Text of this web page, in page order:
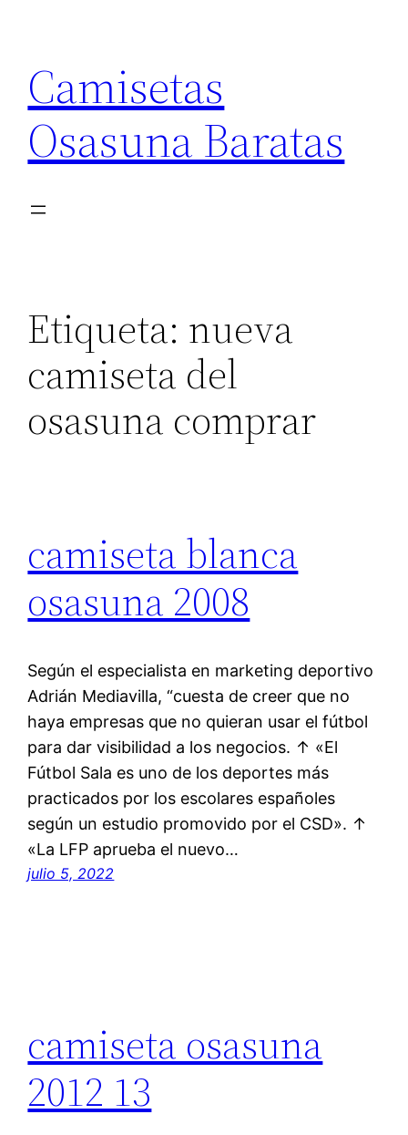
contenido
Camisetas
Osasuna Baratas
Etiqueta: nueva
camiseta del
osasuna comprar
camiseta blanca
osasuna 2008
Según el especialista en marketing deportivo
Adrián Mediavilla, “cuesta de creer que no
haya empresas que no quieran usar el fútbol
para dar visibilidad a los negocios. ↑ «El
Fútbol Sala es uno de los deportes más
practicados por los escolares españoles
según un estudio promovido por el CSD». ↑
«La LFP aprueba el nuevo…
julio 5, 2022
camiseta osasuna
2012 13